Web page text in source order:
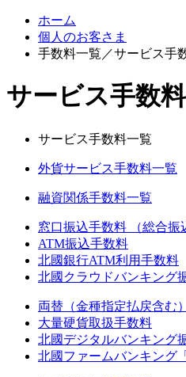
ホーム
個人のお客さま
手数料一覧／サービス手
サービス手数
サービス手数料一覧
外貨サービス手数料一覧
融資関係手数料一覧
窓口振込手数料 （総合振
ATM振込手数料
北國銀行ATM利用手数料
北國クラウドバンキング
両替（金種指定払戻含む
大量硬貨取扱手数料
北國デジタルバンキング
北國ファームバンキング